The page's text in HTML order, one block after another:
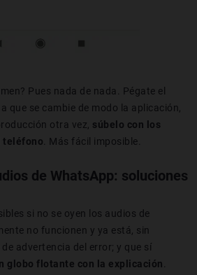
Pues nada de nada. Pégate el
que se cambie de modo la aplicación,
otra vez, súbelo con los
teléfono . Más fácil imposible.
de WhatsApp: soluciones
si no se oyen los audios de
no funcionen y ya está, sin
advertencia del error; y que sí
globo flotante con la explicación